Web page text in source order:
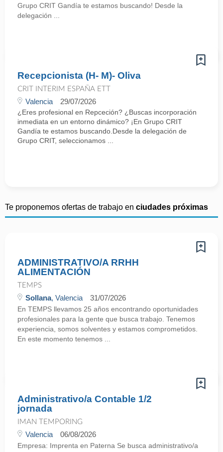
Grupo CRIT Gandía te estamos buscando! Desde la
delegación ...
Recepcionista (H- M)- Oliva
CRIT INTERIM ESPAÑA ETT
Valencia 29/07/2026
¿Eres profesional en Repceción? ¿Buscas incorporación
inmediata en un entorno dinámico? ¡En Grupo CRIT
Gandía te estamos buscando.Desde la delegación de
Grupo CRIT, seleccionamos ...
Te proponemos ofertas de trabajo en ciudades próximas
ADMINISTRATIVO/A RRHH
ALIMENTACIÓN
TEMPS
Sollana, Valencia 31/07/2026
En TEMPS llevamos 25 años encontrando oportunidades
profesionales para la gente que busca trabajo. Tenemos
experiencia, somos solventes y estamos comprometidos.
En este momento tenemos ...
Administrativo/a Contable 1/2
jornada
IMAN TEMPORING
Valencia 06/08/2026
Empresa: Imprenta en Paterna Se busca administrativo/a